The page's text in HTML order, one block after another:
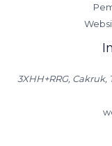
3XHH+RRG,